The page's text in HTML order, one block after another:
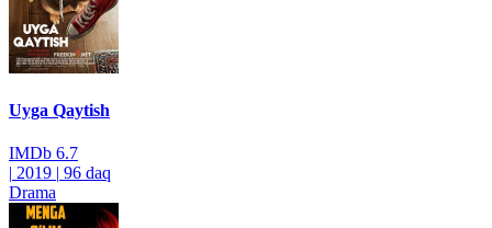
Uyga Qaytish
IMDb 6.7
| 2019 | 96 daq
Drama